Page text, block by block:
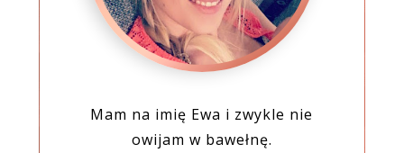
Mam na imię Ewa i zwykle nie
owijam w bawełnę.